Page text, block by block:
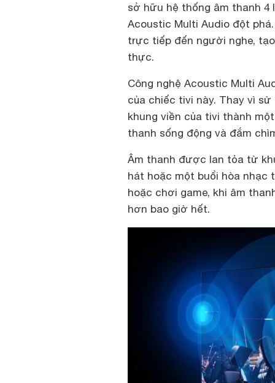
sở hữu hệ thống âm thanh 4
Acoustic Multi Audio đột
trực tiếp đến người nghe,
thực.
Công nghệ Acoustic Multi
của chiếc tivi này. Thay vì
khung viền của tivi thành
thanh sống động và đắm
Âm thanh được lan tỏa từ
hát hoặc một buổi hòa
hoặc chơi game, khi âm
hơn bao giờ hết.